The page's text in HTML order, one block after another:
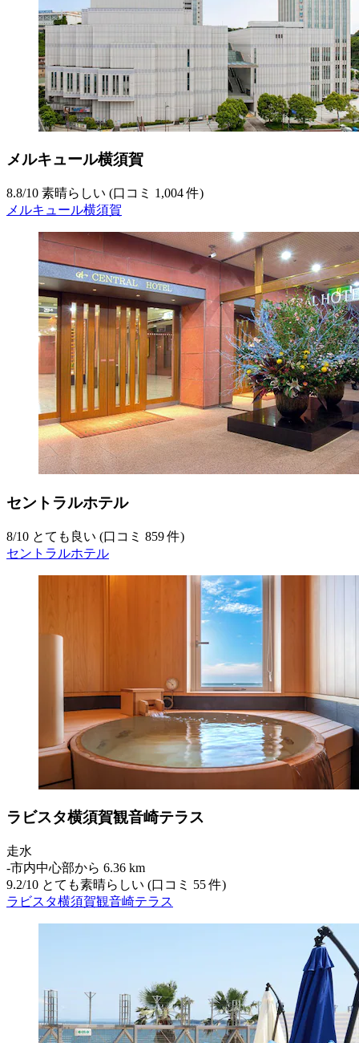
メルキュール横須賀
8.8/10 素晴らしい (口コミ 1,004 件)
メルキュール横須賀
セントラルホテル
8/10 とても良い (口コミ 859 件)
セントラルホテル
ラビスタ横須賀観音崎テラス
走水
‐市内中心部から 6.36 km
9.2/10 とても素晴らしい (口コミ 55 件)
ラビスタ横須賀観音崎テラス